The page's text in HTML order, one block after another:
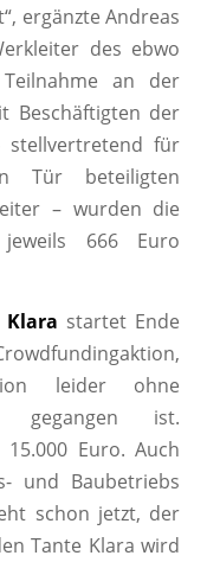
ergänzte Andreas
des ebwo
an der
Beschäftigten der
stellvertretend für
Tür beteiligten
– wurden die
666 Euro
Klara startet Ende
leider ohne
gegangen ist.
Euro. Auch
und Baubetriebs
schon jetzt, der
Tante Klara wird